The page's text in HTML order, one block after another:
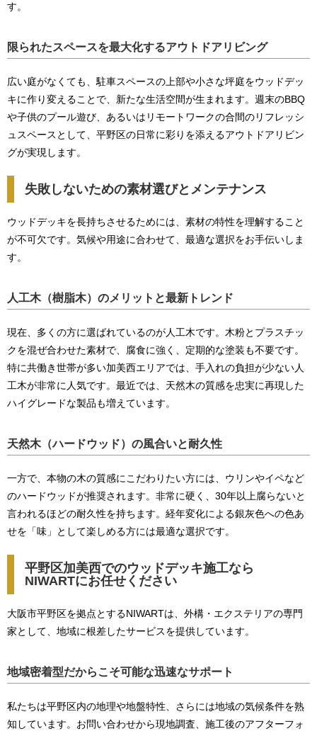
す。
限られたスペースを最大化するアウトドアリビング
広い庭がなくても、駐車スペースの上部や小さな坪庭をウッドデッ
キに作り変えることで、新たな生活空間が生まれます。週末のBBQ
や子供のプール遊び、あるいはリモートワークの合間のリフレッシ
ュスペースとして、平野区の日常に彩りを添えるアウトドアリビン
グが実現します。
失敗しないための素材選びとメンテナンス
ウッドデッキを長持ちさせるためには、素材の特性を理解すること
が不可欠です。気候や用途に合わせて、最適な選択をお手伝いしま
す。
人工木（樹脂木）のメリットと最新トレンド
現在、多くの方に選ばれているのが人工木です。木粉とプラスチッ
クを混ぜ合わせた素材で、腐食に強く、定期的な塗装も不要です。
特に共働き世帯が多い加美西エリアでは、手入れの負担が少ない人
工木が非常に人気です。最近では、天然木の質感を忠実に再現した
ハイグレードな製品も増えています。
天然木（ハードウッド）の風合いと耐久性
一方で、本物の木の質感にこだわりたい方には、ウリンやイペなど
のハードウッドが推奨されます。非常に硬く、30年以上腐らないと
言われるほどの耐久性を持ちます。経年変化による銀灰色への色あ
せを「味」として楽しめる方には最適な選択です。
平野区加美西でのウッドデッキ施工なら
NIWARTにお任せください
大阪市平野区を拠点とするNIWARTは、外構・エクステリアの専門
家として、地域に根差したサービスを提供しています。
地域密着型だからこそ可能な迅速なサポート
私たちは平野区内の地理や地盤特性、さらには地域の気候条件を熟
知しています。お問い合わせから現地調査、施工後のアフターフォ